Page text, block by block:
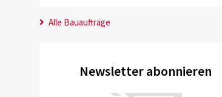
Alle Bauaufträge
Newsletter abonnieren